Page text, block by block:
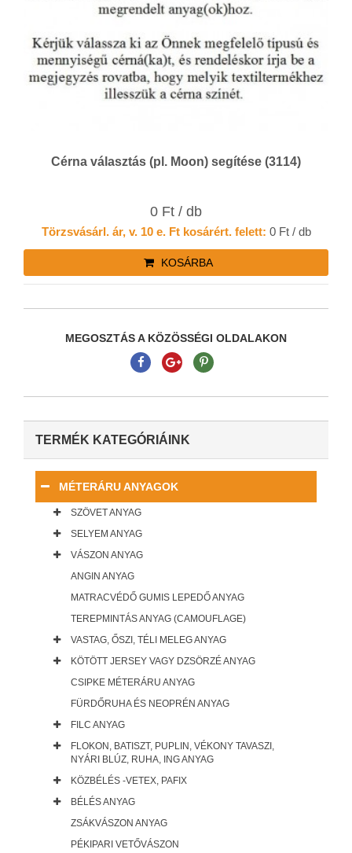
Cérna választás (pl. Moon) segítése (3114)
0 Ft / db
Törzsvásárl. ár, v. 10 e. Ft kosárért. felett: 0 Ft / db
KOSÁRBA
MEGOSZTÁS A KÖZÖSSÉGI OLDALAKON
TERMÉK KATEGÓRIÁINK
MÉTERÁRU ANYAGOK
SZÖVET ANYAG
SELYEM ANYAG
VÁSZON ANYAG
ANGIN ANYAG
MATRACVÉDŐ GUMIS LEPEDŐ ANYAG
TEREPMINTÁS ANYAG (CAMOUFLAGE)
VASTAG, ŐSZI, TÉLI MELEG ANYAG
KÖTÖTT JERSEY VAGY DZSÖRZÉ ANYAG
CSIPKE MÉTERÁRU ANYAG
FÜRDŐRUHA ÉS NEOPRÉN ANYAG
FILC ANYAG
FLOKON, BATISZT, PUPLIN, VÉKONY TAVASZI,
NYÁRI BLÚZ, RUHA, ING ANYAG
KÖZBÉLÉS -VETEX, PAFIX
BÉLÉS ANYAG
ZSÁKVÁSZON ANYAG
PÉKIPARI VETŐVÁSZON